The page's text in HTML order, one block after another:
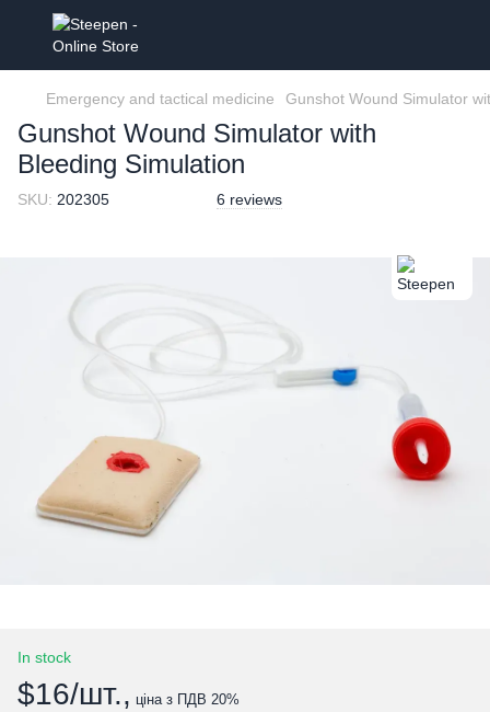
Emergency and tactical medicine Gunshot Wound Simulator
Gunshot Wound Simulator with
Bleeding Simulation
SKU: 202305 6 reviews
In stock
$16/шт., ціна з ПДВ 20%